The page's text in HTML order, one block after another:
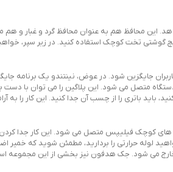
این محافظ هم به عنوان محافظ گرد و غبار و هم
شود. در عوض، نینتندو یک برنامه
دستگاه متصل می شود. این پلاگین را می توان با
باتری را از چسب آن جدا کنید. این کار را به
کوچک فیلیپس متصل می شود. این کار جدا کردن
لوله حرارتی را بردارید، مطمئن شوید که خمیر